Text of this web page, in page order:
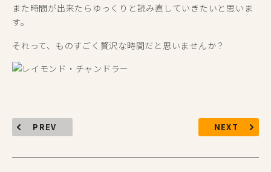
また時間が出来たらゆっくりと読み直していきたいと思いま
す。
それって、ものすごく贅沢な時間だと思いませんか？
PREV NEXT